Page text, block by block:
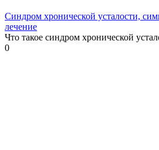
Синдром хронической усталости,
лечение
Что такое синдром хронической
0